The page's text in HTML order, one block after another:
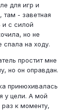
для игр и
там - заветная
и с силой
но не
спала на ходу.
простит мне
но он оправдан.
принюхивалась
у цели. А мой
к моменту,